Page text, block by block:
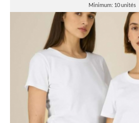
Minimum: 10 unités